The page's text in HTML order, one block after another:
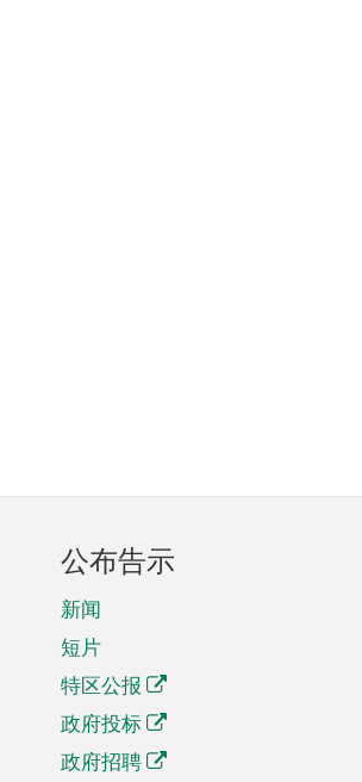
公布告示
新闻
短片
特区公报
政府投标
政府招聘